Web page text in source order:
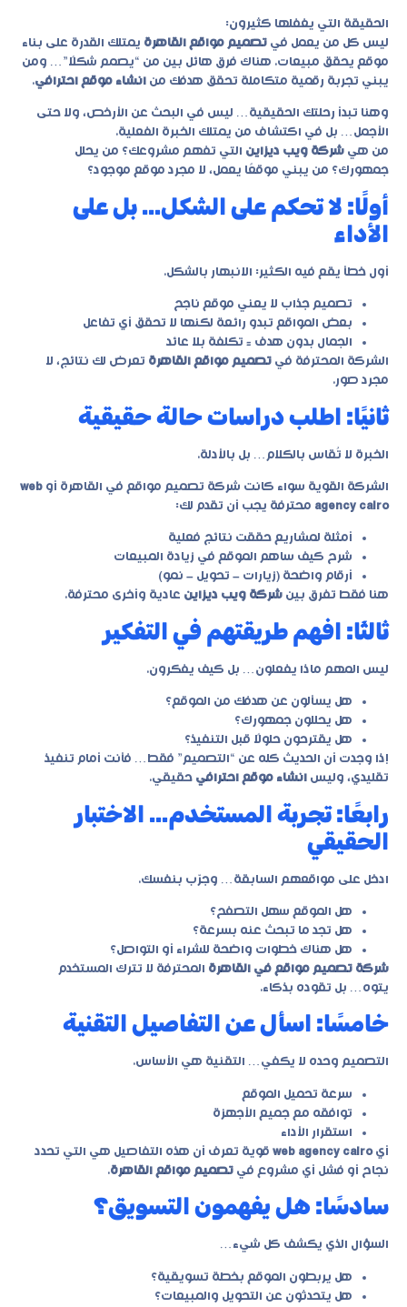
الحقيقة التي يغفلها كثيرون:
ليس كل من يعمل في تصميم مواقع القاهرة يمتلك القدرة على بناء
موقع يحقق مبيعات. هناك فرق هائل بين من “يصمم شكلًا”… ومن
يبني تجربة رقمية متكاملة تحقق هدفك من انشاء موقع احترافي.
وهنا تبدأ رحلتك الحقيقية… ليس في البحث عن الأرخص، ولا حتى
الأجمل… بل في اكتشاف من يمتلك الخبرة الفعلية.
من هي شركة ويب ديزاين التي تفهم مشروعك؟ من يحلل
جمهورك؟ من يبني موقعًا يعمل، لا مجرد موقع موجود؟
أولًا: لا تحكم على الشكل… بل على
الأداء
أول خطأ يقع فيه الكثير: الانبهار بالشكل.
تصميم جذاب لا يعني موقع ناجح
بعض المواقع تبدو رائعة لكنها لا تحقق أي تفاعل
الجمال بدون هدف = تكلفة بلا عائد
الشركة المحترفة في تصميم مواقع القاهرة تعرض لك نتائج، لا
مجرد صور.
ثانيًا: اطلب دراسات حالة حقيقية
الخبرة لا تُقاس بالكلام… بل بالأدلة.
الشركة القوية سواء كانت شركة تصميم مواقع في القاهرة أو web
agency cairo محترفة يجب أن تقدم لك:
أمثلة لمشاريع حققت نتائج فعلية
شرح كيف ساهم الموقع في زيادة المبيعات
أرقام واضحة (زيارات – تحويل – نمو)
هنا فقط تفرق بين شركة ويب ديزاين عادية وأخرى محترفة.
ثالثًا: افهم طريقتهم في التفكير
ليس المهم ماذا يفعلون… بل كيف يفكرون.
هل يسألون عن هدفك من الموقع؟
هل يحللون جمهورك؟
هل يقترحون حلولًا قبل التنفيذ؟
إذا وجدت أن الحديث كله عن “التصميم” فقط… فأنت أمام تنفيذ
تقليدي، وليس انشاء موقع احترافي حقيقي.
رابعًا: تجربة المستخدم… الاختبار
الحقيقي
ادخل على مواقعهم السابقة… وجرّب بنفسك.
هل الموقع سهل التصفح؟
هل تجد ما تبحث عنه بسرعة؟
هل هناك خطوات واضحة للشراء أو التواصل؟
شركة تصميم مواقع في القاهرة المحترفة لا تترك المستخدم
يتوه… بل تقوده بذكاء.
خامسًا: اسأل عن التفاصيل التقنية
التصميم وحده لا يكفي… التقنية هي الأساس.
سرعة تحميل الموقع
توافقه مع جميع الأجهزة
استقرار الأداء
أيweb agency cairo قوية تعرف أن هذه التفاصيل هي التي تحدد
نجاح أو فشل أي مشروع في تصميم مواقع القاهرة.
سادسًا: هل يفهمون التسويق؟
السؤال الذي يكشف كل شيء…
هل يربطون الموقع بخطة تسويقية؟
هل يتحدثون عن التحويل والمبيعات؟